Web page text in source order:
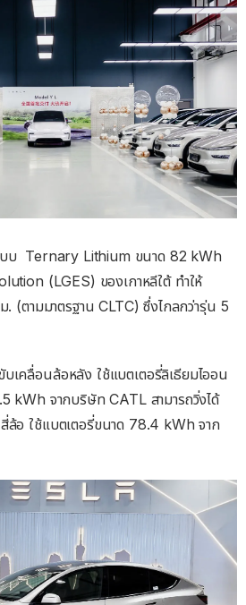
บบ Ternary Lithium ขนาด 82 kWh
(LGES) ของเกาหลีใต้ ทำให้
. (ตามมาตรฐาน CLTC) ซึ่งไกลกว่ารุ่น 5
คลื่อนล้อหลัง ใช้แบตเตอรี่ลิเธียมไออน
kWh จากบริษัท CATL สามารถวิ่งได้
ล้อ ใช้แบตเตอรี่ขนาด 78.4 kWh จาก